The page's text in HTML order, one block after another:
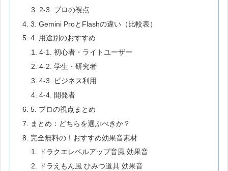
2-3. プロの視点
3. Gemini ProとFlashの違い（比較表）
4. 用途別のおすすめ
4-1. 初心者・ライトユーザー
4-2. 学生・研究者
4-3. ビジネス利用
4-4. 開発者
5. プロの視点まとめ
まとめ：どちらを選ぶべきか？
完全無料の！おすすめ効果音素材
ドラクエレベルアップ音風 効果音
ドラえもん風 ひみつ道具 効果音